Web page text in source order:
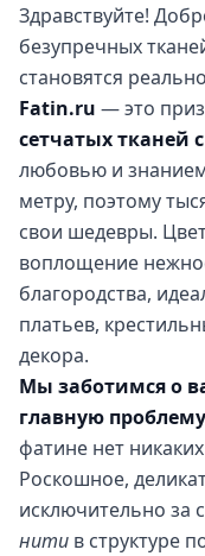
Здравствуйте!
безупречных
становятся
Fatin.ru — это
сетчатых
любовью и
метру, поэтому
свои шедевры.
воплощение
благородства,
платьев,
декора.
Мы заботимся о
главную
фатине нет
Роскошное,
исключительно за
нити в структуре